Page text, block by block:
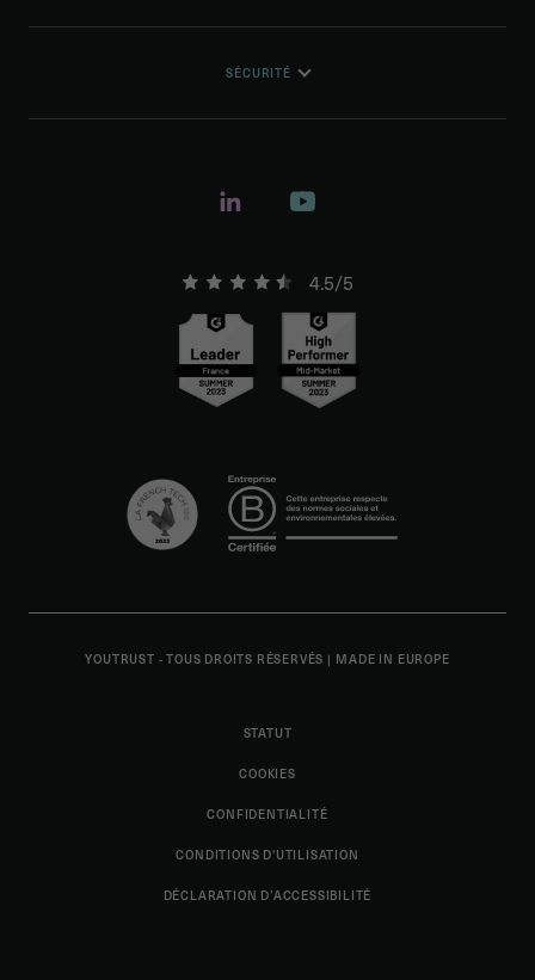
SÉCURITÉ
4.5/5
YOUTRUST - TOUS DROITS RÉSERVÉS | MADE IN EUROPE
STATUT
COOKIES
CONFIDENTIALITÉ
CONDITIONS D'UTILISATION
DÉCLARATION D’ACCESSIBILITÉ